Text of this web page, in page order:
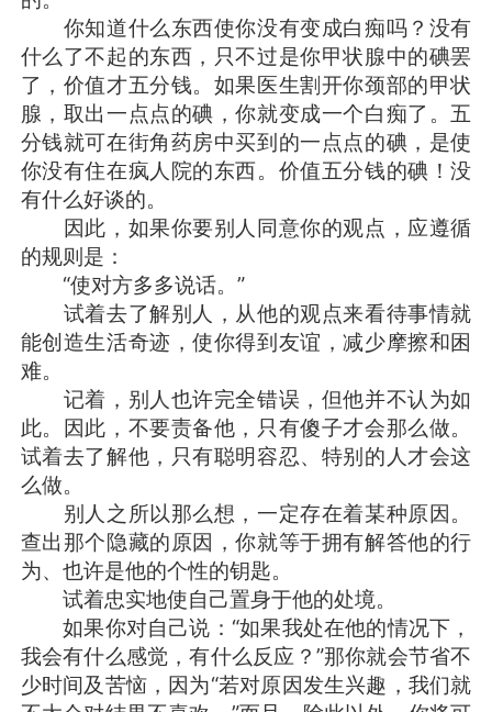
你知道什么东西使你没有变成白痴吗？没有
什么了不起的东西，只不过是你甲状腺中的碘罢
了，价值才五分钱。如果医生割开你颈部的甲状
腺，取出一点点的碘，你就变成一个白痴了。五
分钱就可在街角药房中买到的一点点的碘，是使
你没有住在疯人院的东西。价值五分钱的碘！没
有什么好谈的。
因此，如果你要别人同意你的观点，应遵循
的规则是：
“使对方多多说话。”
试着去了解别人，从他的观点来看待事情就
能创造生活奇迹，使你得到友谊，减少摩擦和困
难。
记着，别人也许完全错误，但他并不认为如
此。因此，不要责备他，只有傻子才会那么做。
试着去了解他，只有聪明容忍、特别的人才会这
么做。
别人之所以那么想，一定存在着某种原因。
查出那个隐藏的原因，你就等于拥有解答他的行
为、也许是他的个性的钥匙。
试着忠实地使自己置身于他的处境。
如果你对自己说：“如果我处在他的情况下，
我会有什么感觉，有什么反应？”那你就会节省不
少时间及苦恼，因为“若对原因发生兴趣，我们就